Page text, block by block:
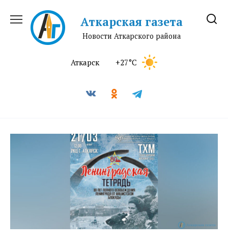
содержанию
Аткарская газета
Новости Аткарского района
Аткарск +27°C